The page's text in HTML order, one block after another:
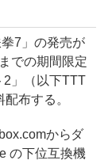
7」の発売が
での期間限定
2」（以下TTT
布する。
からダ
の下位互換機